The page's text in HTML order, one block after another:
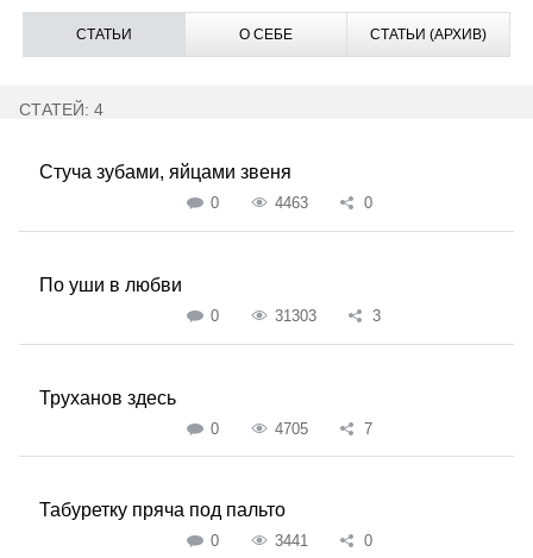
СТАТЬИ О СЕБЕ СТАТЬИ (АРХИВ)
СТАТЕЙ: 4
Стуча зубами, яйцами звеня
0 4463 0
По уши в любви
0 31303 3
Труханов здесь
0 4705 7
Табуретку пряча под пальто
0 3441 0